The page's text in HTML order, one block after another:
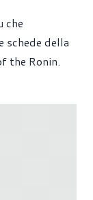
che
della
the Ronin.